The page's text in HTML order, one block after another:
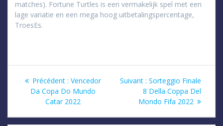
matches). Fortune Turtles is een vermakelijk spel met een
lage variatie en een mega hoog uitbetalingspercentage,
TroesEs.
Navigation
l’article
Précédent : Article
précédent
:
Vencedor
Da Copa Do Mundo
Catar 2022
Suivant : Article
suivant
:
Sorteggio Finale
8 Della Coppa Del
Mondo Fifa 2022